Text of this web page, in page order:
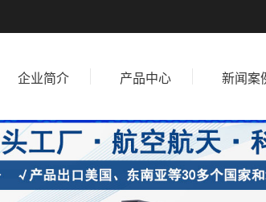
企业简介 产品中心 新闻案